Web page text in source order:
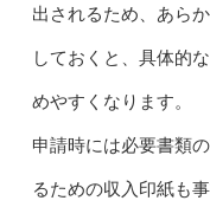
出されるため、あら
しておくと、具体的
めやすくなります。
申請時には必要書類
るための収入印紙も